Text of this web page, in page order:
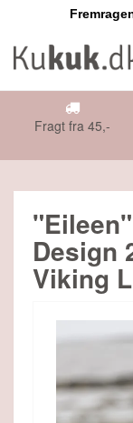
TILBUD
Fragt fra 45,-
Måske
Gå til
Design
Viking